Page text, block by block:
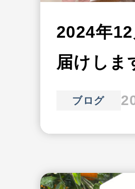
2024年
届けしま
ブログ